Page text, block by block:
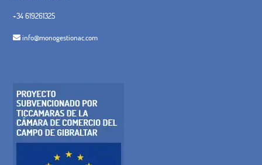
+34 619261325
info@monogestionac.com